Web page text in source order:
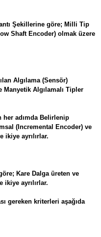
Şekillerine göre; Milli Tip
Shaft Encoder) olmak üzere
Algılama (Sensör)
Manyetik Algılamalı Tipler
her adımda Belirlenip
(Incremental Encoder) ve
ikiye ayrılırlar.
Kare Dalga üreten ve
ikiye ayrılırlar.
gereken kriterleri aşağıda